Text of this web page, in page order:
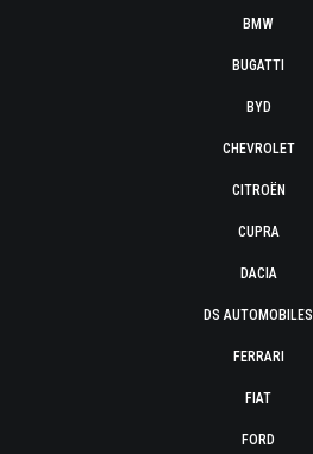
BMW
BUGATTI
BYD
CHEVROLET
CITROËN
CUPRA
DACIA
DS AUTOMOBILES
FERRARI
FIAT
FORD